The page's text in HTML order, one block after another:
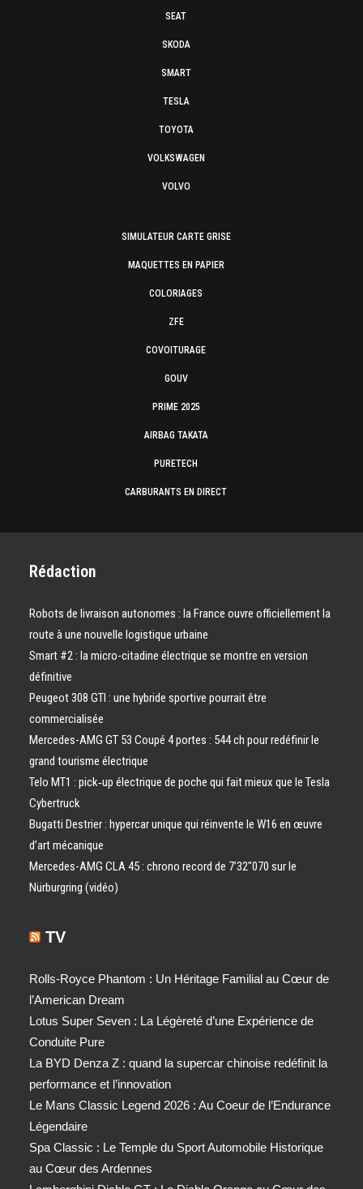
SEAT
SKODA
SMART
TESLA
TOYOTA
VOLKSWAGEN
VOLVO
SIMULATEUR CARTE GRISE
MAQUETTES EN PAPIER
COLORIAGES
ZFE
COVOITURAGE
GOUV
PRIME 2025
AIRBAG TAKATA
PURETECH
CARBURANTS EN DIRECT
Rédaction
Robots de livraison autonomes : la France ouvre officiellement la
route à une nouvelle logistique urbaine
Smart #2 : la micro-citadine électrique se montre en version
définitive
Peugeot 308 GTI : une hybride sportive pourrait être
commercialisée
Mercedes-AMG GT 53 Coupé 4 portes : 544 ch pour redéfinir le
grand tourisme électrique
Telo MT1 : pick‑up électrique de poche qui fait mieux que le Tesla
Cybertruck
Bugatti Destrier : hypercar unique qui réinvente le W16 en œuvre
d’art mécanique
Mercedes-AMG CLA 45 : chrono record de 7’32″070 sur le
Nürburgring (vidéo)
TV
Rolls-Royce Phantom : Un Héritage Familial au Cœur de
l’American Dream
Lotus Super Seven : La Légèreté d’une Expérience de
Conduite Pure
La BYD Denza Z : quand la supercar chinoise redéfinit la
performance et l’innovation
Le Mans Classic Legend 2026 : Au Coeur de l’Endurance
Légendaire
Spa Classic : Le Temple du Sport Automobile Historique
au Cœur des Ardennes